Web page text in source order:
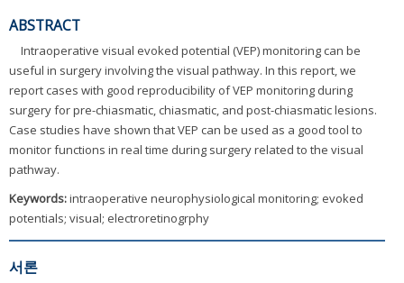
ABSTRACT
Intraoperative visual evoked potential (VEP) monitoring can be
useful in surgery involving the visual pathway. In this report, we
report cases with good reproducibility of VEP monitoring during
surgery for pre-chiasmatic, chiasmatic, and post-chiasmatic lesions.
Case studies have shown that VEP can be used as a good tool to
monitor functions in real time during surgery related to the visual
pathway.
Keywords:intraoperative neurophysiological monitoring; evoked
potentials; visual; electroretinogrphy
서론